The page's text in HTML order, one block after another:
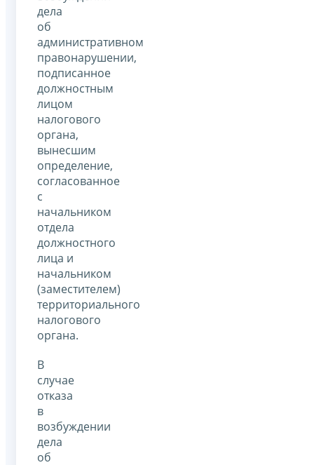
дела
об
административном
правонарушении,
подписанное
должностным
лицом
налогового
органа,
вынесшим
определение,
согласованное
с
начальником
отдела
должностного
лица и
начальником
(заместителем)
территориального
налогового
органа.
В
случае
отказа
в
возбуждении
дела
об